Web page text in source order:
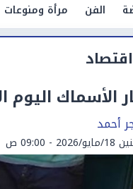
الفن مرأة ومنوعات
اقتصاد
اليوم الإثنين 18
أحمد
- 09:00 ص